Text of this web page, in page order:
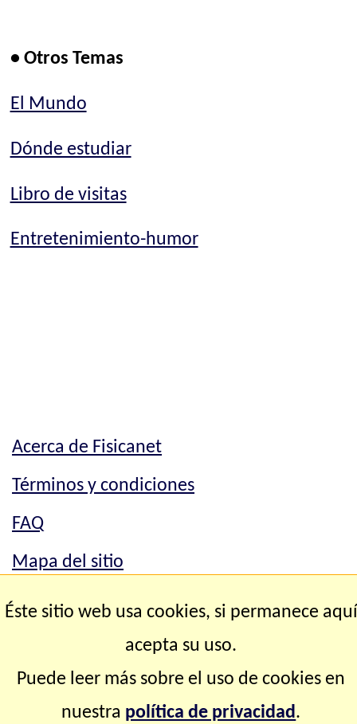
• Otros Temas
El Mundo
Dónde estudiar
Libro de visitas
Entretenimiento-humor
Acerca de Fisicanet
Términos y condiciones
FAQ
Mapa del sitio
Mapa del sitio
Éste sitio web usa cookies, si permanece aquí
acepta su uso.
Puede leer más sobre el uso de cookies en
nuestra política de privacidad.